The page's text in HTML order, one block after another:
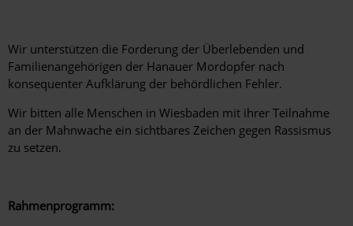
Wir unterstützen die Forderung der Überlebenden und
Familienangehörigen der Hanauer Mordopfer nach
konsequenter Aufklärung der behördlichen Fehler.
Wir bitten alle Menschen in Wiesbaden mit ihrer Teilnahme
an der Mahnwache ein sichtbares Zeichen gegen Rassismus
zu setzen.
Rahmenprogramm: